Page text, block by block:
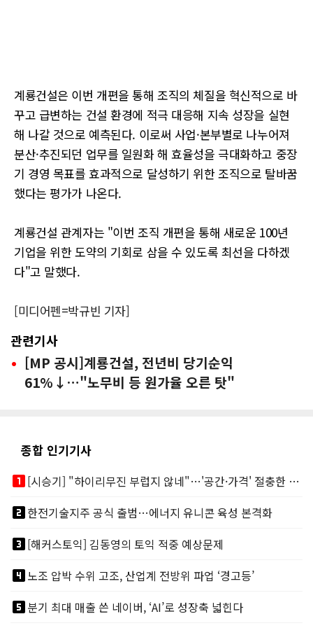
계룡건설은 이번 개편을 통해 조직의 체질을 혁신적으로 바
꾸고 급변하는 건설 환경에 적극 대응해 지속 성장을 실현
해 나갈 것으로 예측된다. 이로써 사업·본부별로 나누어져
분산·추진되던 업무를 일원화 해 효율성을 극대화하고 중장
기 경영 목표를 효과적으로 달성하기 위한 조직으로 탈바꿈
했다는 평가가 나온다.
계룡건설 관계자는 "이번 조직 개편을 통해 새로운 100년
기업을 위한 도약의 기회로 삼을 수 있도록 최선을 다하겠
다"고 말했다.
[미디어펜=박규빈 기자]
관련기사
[MP 공시]계룡건설, 전년비 당기순익
61%↓…"노무비 등 원가율 오른 탓"
종합 인기기사
looks_one
[시승기] "하이리무진 부럽지 않네"…'공간·가격' 절충한 카니발 하이루프
looks_two한전기술지주 공식 출범…에너지 유니콘 육성 본격화
looks_3[해커스토익] 김동영의 토익 적중 예상문제
looks_4노조 압박 수위 고조, 산업계 전방위 파업 ‘경고등’
looks_5분기 최대 매출 쓴 네이버, ‘AI’로 성장축 넓힌다